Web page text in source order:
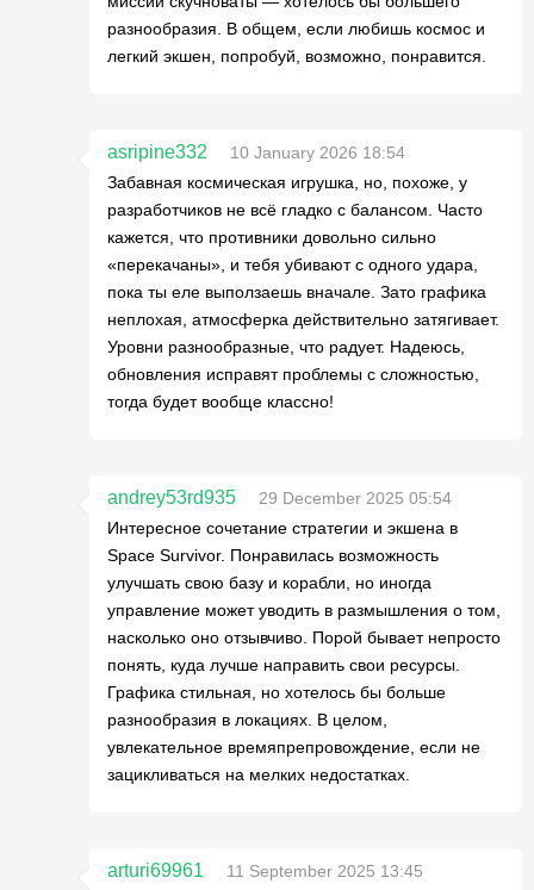
разнообразия. В общем, если любишь космос и
легкий экшен, попробуй, возможно, понравится.
asripine332
10 January 2026 18:54
Забавная космическая игрушка, но, похоже, у
разработчиков не всё гладко с балансом. Часто
кажется, что противники довольно сильно
«перекачаны», и тебя убивают с одного удара,
пока ты еле выползаешь вначале. Зато графика
неплохая, атмосферка действительно затягивает.
Уровни разнообразные, что радует. Надеюсь,
обновления исправят проблемы с сложностью,
тогда будет вообще классно!
andrey53rd935
29 December 2025 05:54
Интересное сочетание стратегии и экшена в
Space Survivor. Понравилась возможность
улучшать свою базу и корабли, но иногда
управление может уводить в размышления о том,
насколько оно отзывчиво. Порой бывает непросто
понять, куда лучше направить свои ресурсы.
Графика стильная, но хотелось бы больше
разнообразия в локациях. В целом,
увлекательное времяпрепровождение, если не
зацикливаться на мелких недостатках.
arturi69961
11 September 2025 13:45